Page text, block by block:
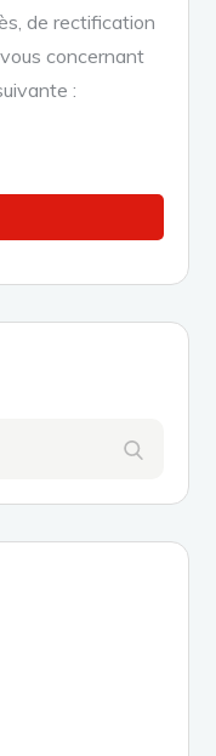
de rectification
concernant
: